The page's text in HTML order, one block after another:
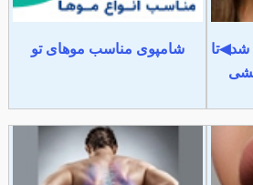
شد◀تا
شامپوی مناسب موهای تو